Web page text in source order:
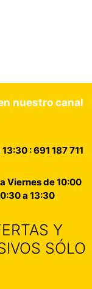
nuestro canal
: 691 187 711
Viernes de 10:00
a 13:30
Y
SÓLO